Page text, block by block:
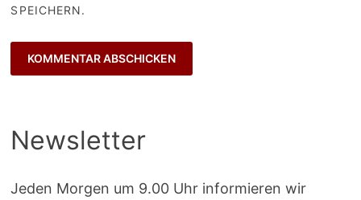
SPEICHERN.
Newsletter
Jeden Morgen um 9.00 Uhr informieren wir